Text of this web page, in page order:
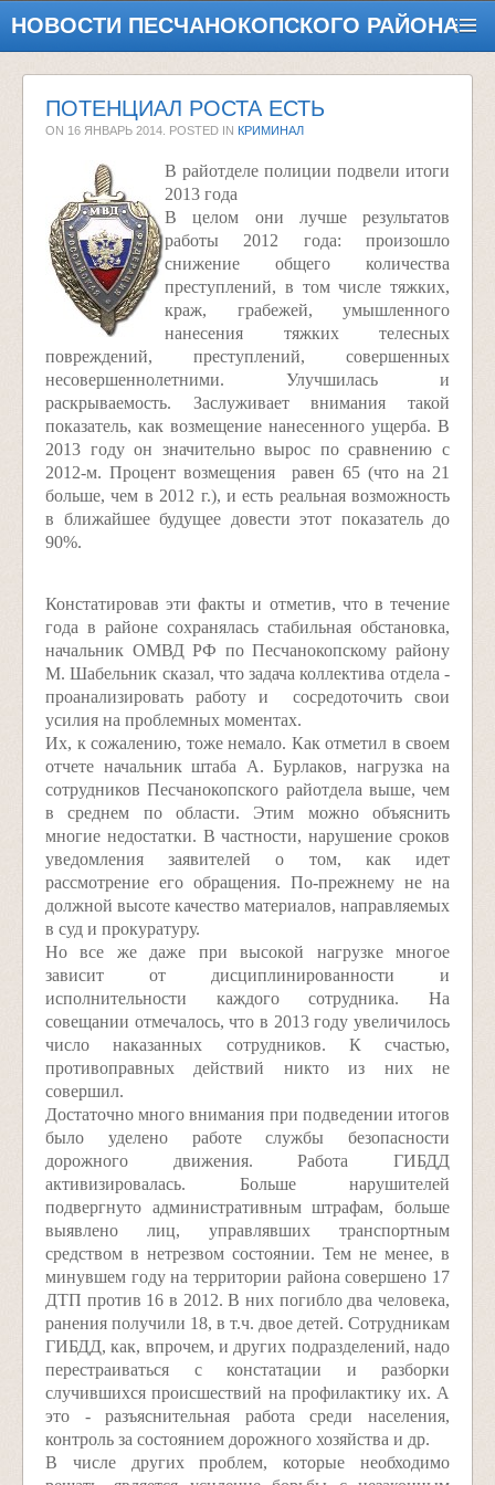
НОВОСТИ ПЕСЧАНОКОПСКОГО РАЙОНА
ПОТЕНЦИАЛ РОСТА ЕСТЬ
ON 16 ЯНВАРЬ 2014 . POSTED IN КРИМИНАЛ
В райотделе полиции подвели итоги
2013 года
В целом они лучше результатов
работы 2012 года: произошло
снижение общего количества
преступлений, в том числе тяжких,
краж, грабежей, умышленного
нанесения тяжких телесных
повреждений, преступлений, совершенных
несовершеннолетними. Улучшилась и
раскрываемость. Заслуживает внимания такой
показатель, как возмещение нанесенного ущерба. В
2013 году он значительно вырос по сравнению с
2012-м. Процент возмещения равен 65 (что на 21
больше, чем в 2012 г.), и есть реальная возможность
в ближайшее будущее довести этот показатель до
90%.
Констатировав эти факты и отметив, что в течение
года в районе сохранялась стабильная обстановка,
начальник ОМВД РФ по Песчанокопскому району
М. Шабельник сказал, что задача коллектива отдела -
проанализировать работу и сосредоточить свои
усилия на проблемных моментах.
Их, к сожалению, тоже немало. Как отметил в своем
отчете начальник штаба А. Бурлаков, нагрузка на
сотрудников Песчанокопского райотдела выше, чем
в среднем по области. Этим можно объяснить
многие недостатки. В частности, нарушение сроков
уведомления заявителей о том, как идет
рассмотрение его обращения. По-прежнему не на
должной высоте качество материалов, направляемых
в суд и прокуратуру.
Но все же даже при высокой нагрузке многое
зависит от дисциплинированности и
исполнительности каждого сотрудника. На
совещании отмечалось, что в 2013 году увеличилось
число наказанных сотрудников. К счастью,
противоправных действий никто из них не
совершил.
Достаточно много внимания при подведении итогов
было уделено работе службы безопасности
дорожного движения. Работа ГИБДД
активизировалась. Больше нарушителей
подвергнуто административным штрафам, больше
выявлено лиц, управлявших транспортным
средством в нетрезвом состоянии. Тем не менее, в
минувшем году на территории района совершено 17
ДТП против 16 в 2012. В них погибло два человека,
ранения получили 18, в т.ч. двое детей. Сотрудникам
ГИБДД, как, впрочем, и других подразделений, надо
перестраиваться с констатации и разборки
случившихся происшествий на профилактику их. А
это - разъяснительная работа среди населения,
контроль за состоянием дорожного хозяйства и др.
В числе других проблем, которые необходимо